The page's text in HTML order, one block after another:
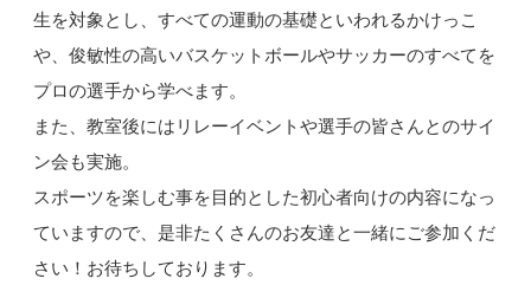
生を対象とし、すべての運動の基礎といわれるかけっこ
や、俊敏性の高いバスケットボールやサッカーのすべてを
プロの選手から学べます。
また、教室後にはリレーイベントや選手の皆さんとのサイ
ン会も実施。
スポーツを楽しむ事を目的とした初心者向けの内容になっ
ていますので、是非たくさんのお友達と一緒にご参加くだ
さい！お待ちしております。